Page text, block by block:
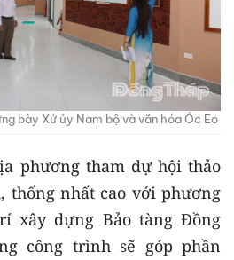
bày Xứ ủy Nam bộ và văn hóa Óc Eo
phương tham dự hội thảo
thống nhất cao với phương
xây dựng Bảo tàng Đồng
công trình sẽ góp phần